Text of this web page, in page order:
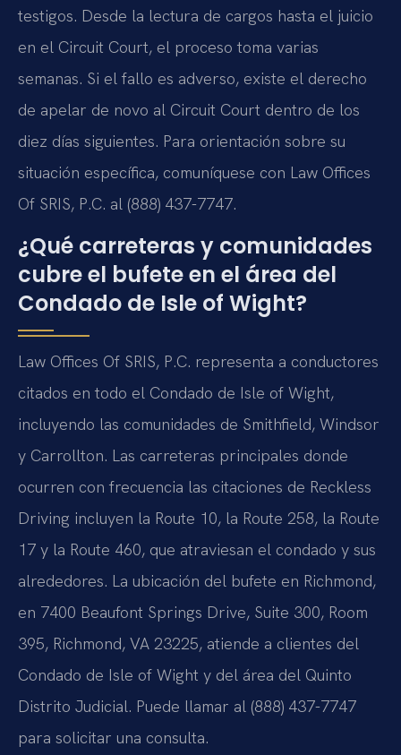
testigos. Desde la lectura de cargos hasta el juicio
en el Circuit Court, el proceso toma varias
semanas. Si el fallo es adverso, existe el derecho
de apelar de novo al Circuit Court dentro de los
diez días siguientes. Para orientación sobre su
situación específica, comuníquese con Law Offices
Of SRIS, P.C. al (888) 437-7747.
¿Qué carreteras y comunidades
cubre el bufete en el área del
Condado de Isle of Wight?
Law Offices Of SRIS, P.C. representa a conductores
citados en todo el Condado de Isle of Wight,
incluyendo las comunidades de Smithfield, Windsor
y Carrollton. Las carreteras principales donde
ocurren con frecuencia las citaciones de Reckless
Driving incluyen la Route 10, la Route 258, la Route
17 y la Route 460, que atraviesan el condado y sus
alrededores. La ubicación del bufete en Richmond,
en 7400 Beaufont Springs Drive, Suite 300, Room
395, Richmond, VA 23225, atiende a clientes del
Condado de Isle of Wight y del área del Quinto
Distrito Judicial. Puede llamar al (888) 437-7747
para solicitar una consulta.